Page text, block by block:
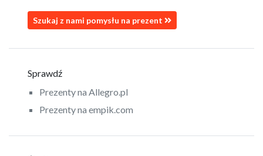
Szukaj z nami pomysłu na prezent
Sprawdź
Prezenty na Allegro.pl
Prezenty na empik.com